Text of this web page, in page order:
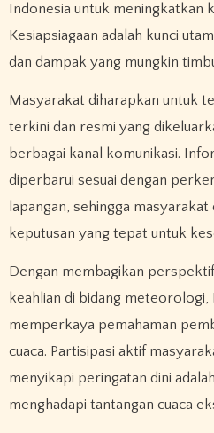
Indonesia untuk meningkatkan
Kesiapsiagaan adalah kunci
dan dampak yang mungkin
Masyarakat diharapkan untuk
terkini dan resmi yang
berbagai kanal komunikasi.
diperbarui sesuai dengan
lapangan, sehingga masyarakat
keputusan yang tepat untuk
Dengan membagikan
keahlian di bidang meteorologi,
memperkaya pemahaman
cuaca. Partisipasi aktif
menyikapi peringatan dini
menghadapi tantangan cuaca